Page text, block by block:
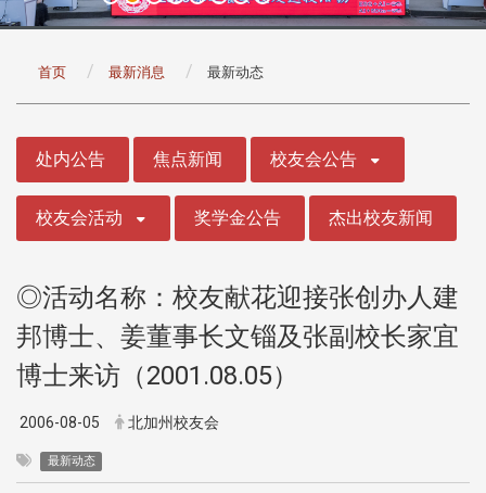
首页 最新消息 最新动态
处内公告 焦点新闻 校友会公告
校友会活动 奖学金公告 杰出校友新闻
◎活动名称：校友献花迎接张创办人建
邦博士、姜董事长文锱及张副校长家宜
博士来访（2001.08.05）
2006-08-05 北加州校友会
最新动态